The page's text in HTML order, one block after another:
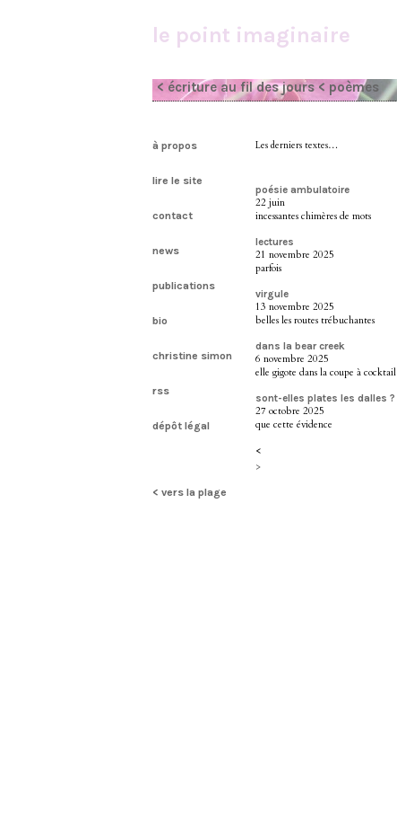
le point imaginaire
< écriture au fil des jours < poèmes
à propos
lire le site
contact
news
publications
bio
christine simon
rss
dépôt légal
< vers la plage
Les derniers textes…
poésie ambulatoire
22 juin
incessantes chimères de mots
lectures
21 novembre 2025
parfois
virgule
13 novembre 2025
belles les routes trébuchantes
dans la bear creek
6 novembre 2025
elle gigote dans la coupe à cocktail
sont-elles plates les dalles ?
27 octobre 2025
que cette évidence
<
>